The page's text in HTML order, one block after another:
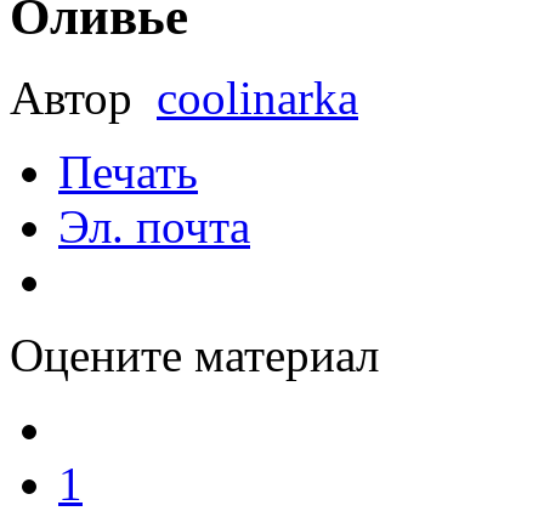
Оливье
Автор coolinarka
Печать
Эл. почта
Оцените материал
1